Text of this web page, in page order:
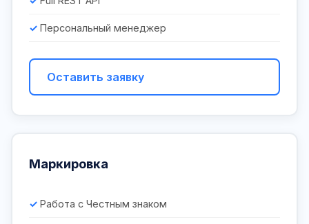
Персональный менеджер
Оставить заявку
Маркировка
Работа с Честным знаком